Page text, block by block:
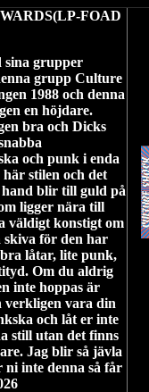
FOAD
sina grupper
grupp Culture
1988 och denna
en höjdare.
bra och Dicks
och punk i enda
stilen och det
hand blir till guld på
ligger nära till
väldigt konstigt om
skiva för den har
låtar, lite punk,
Om du aldrig
inte hoppas är
verkligen vara din
och låt er inte
still utan det finns
Jag blir så jävla
ni inte denna så får